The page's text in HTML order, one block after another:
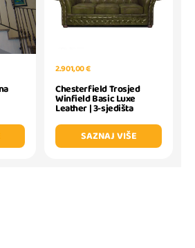
2.901,00 €
Chesterfield Trosjed
Winfield Basic Luxe
Leather | 3-sjedišta
SAZNAJ VIŠE